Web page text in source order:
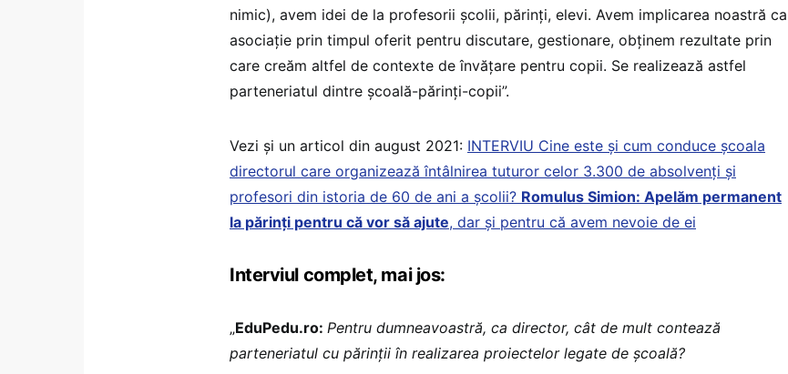
nimic), avem idei de la profesorii școlii, părinți, elevi. Avem implicarea noastră ca
asociație prin timpul oferit pentru discutare, gestionare, obținem rezultate prin
care creăm altfel de contexte de învățare pentru copii. Se realizează astfel
parteneriatul dintre școală-părinți-copii”.
Vezi și un articol din august 2021: INTERVIU Cine este și cum conduce școala
directorul care organizează întâlnirea tuturor celor 3.300 de absolvenți și
profesori din istoria de 60 de ani a școlii? Romulus Simion: Apelăm permanent
la părinți pentru că vor să ajute, dar și pentru că avem nevoie de ei
Interviul complet, mai jos:
„EduPedu.ro: Pentru dumneavoastră, ca director, cât de mult contează
parteneriatul cu părinții în realizarea proiectelor legate de școală?